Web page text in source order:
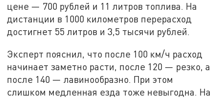
цене — 700 рублей и 11 литров топлива. На
дистанции в 1000 километров перерасход
достигнет 55 литров и 3,5 тысячи рублей.
Эксперт пояснил, что после 100 км/ч расход
начинает заметно расти, после 120 — резко, а
после 140 — лавинообразно. При этом
слишком медленная езда тоже невыгодна. На